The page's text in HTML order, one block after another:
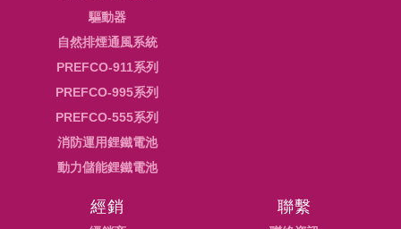
驅動器
自然排煙通風系統
PREFCO-911系列
PREFCO-995系列
PREFCO-555系列
消防運用鋰鐵電池
動力儲能鋰鐵電池
經銷 聯繫